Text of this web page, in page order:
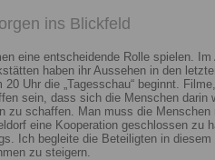
ins Blickfeld
eine entscheidende Rolle spielen.
haben ihr Aussehen in den
Uhr die „Tagesschau“ beginnt.
sein, dass sich die Menschen
schaffen. Man muss die
eine Kooperation geschlossen zu
Ich begleite die Beteiligten in
zu steigern.